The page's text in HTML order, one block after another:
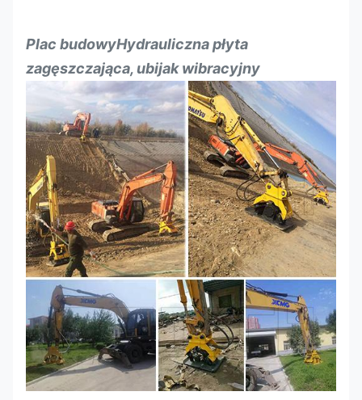
Plac budowyHydrauliczna płyta
zagęszczająca, ubijak wibracyjny